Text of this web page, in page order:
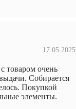
17.05.2025
товаром очень
Собирается
Покупкой
элементы.